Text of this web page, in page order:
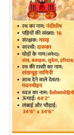
ज्यो
ति
मा